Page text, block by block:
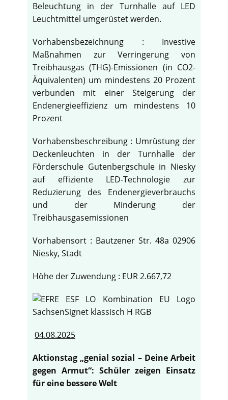
Beleuchtung in der Turnhalle auf LED
Leuchtmittel umgerüstet werden.
Vorhabensbezeichnung : Investive
Maßnahmen zur Verringerung von
Treibhausgas (THG)-Emissionen (in CO2-
Äquivalenten) um mindestens 20 Prozent
verbunden mit einer Steigerung der
Endenergieeffizienz um mindestens 10
Prozent
Vorhabensbeschreibung : Umrüstung der
Deckenleuchten in der Turnhalle der
Förderschule Gutenbergschule in Niesky
auf effiziente LED-Technologie zur
Reduzierung des Endenergieverbrauchs
und der Minderung der
Treibhausgasemissionen
Vorhabensort : Bautzener Str. 48a 02906
Niesky, Stadt
Höhe der Zuwendung : EUR 2.667,72
04.08.2025
Aktionstag „genial sozial – Deine Arbeit
gegen Armut“: Schüler zeigen Einsatz
für eine bessere Welt